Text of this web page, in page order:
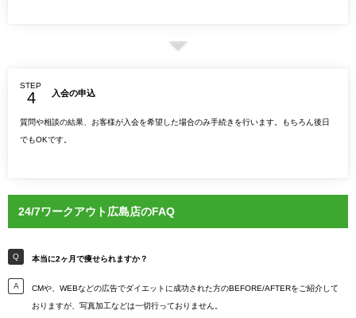
STEP
入会の申込
質問や相談の結果、お客様が入会を希望した場合のみ手続きを行います。もちろん後日
でもOKです。
24/7ワークアウト広島店のFAQ
本当に2ヶ月で痩せられますか？
CMや、WEBなどの広告でダイエットに成功された方のBEFORE/AFTERをご紹介して
おりますが、写真加工などは一切行っておりません。